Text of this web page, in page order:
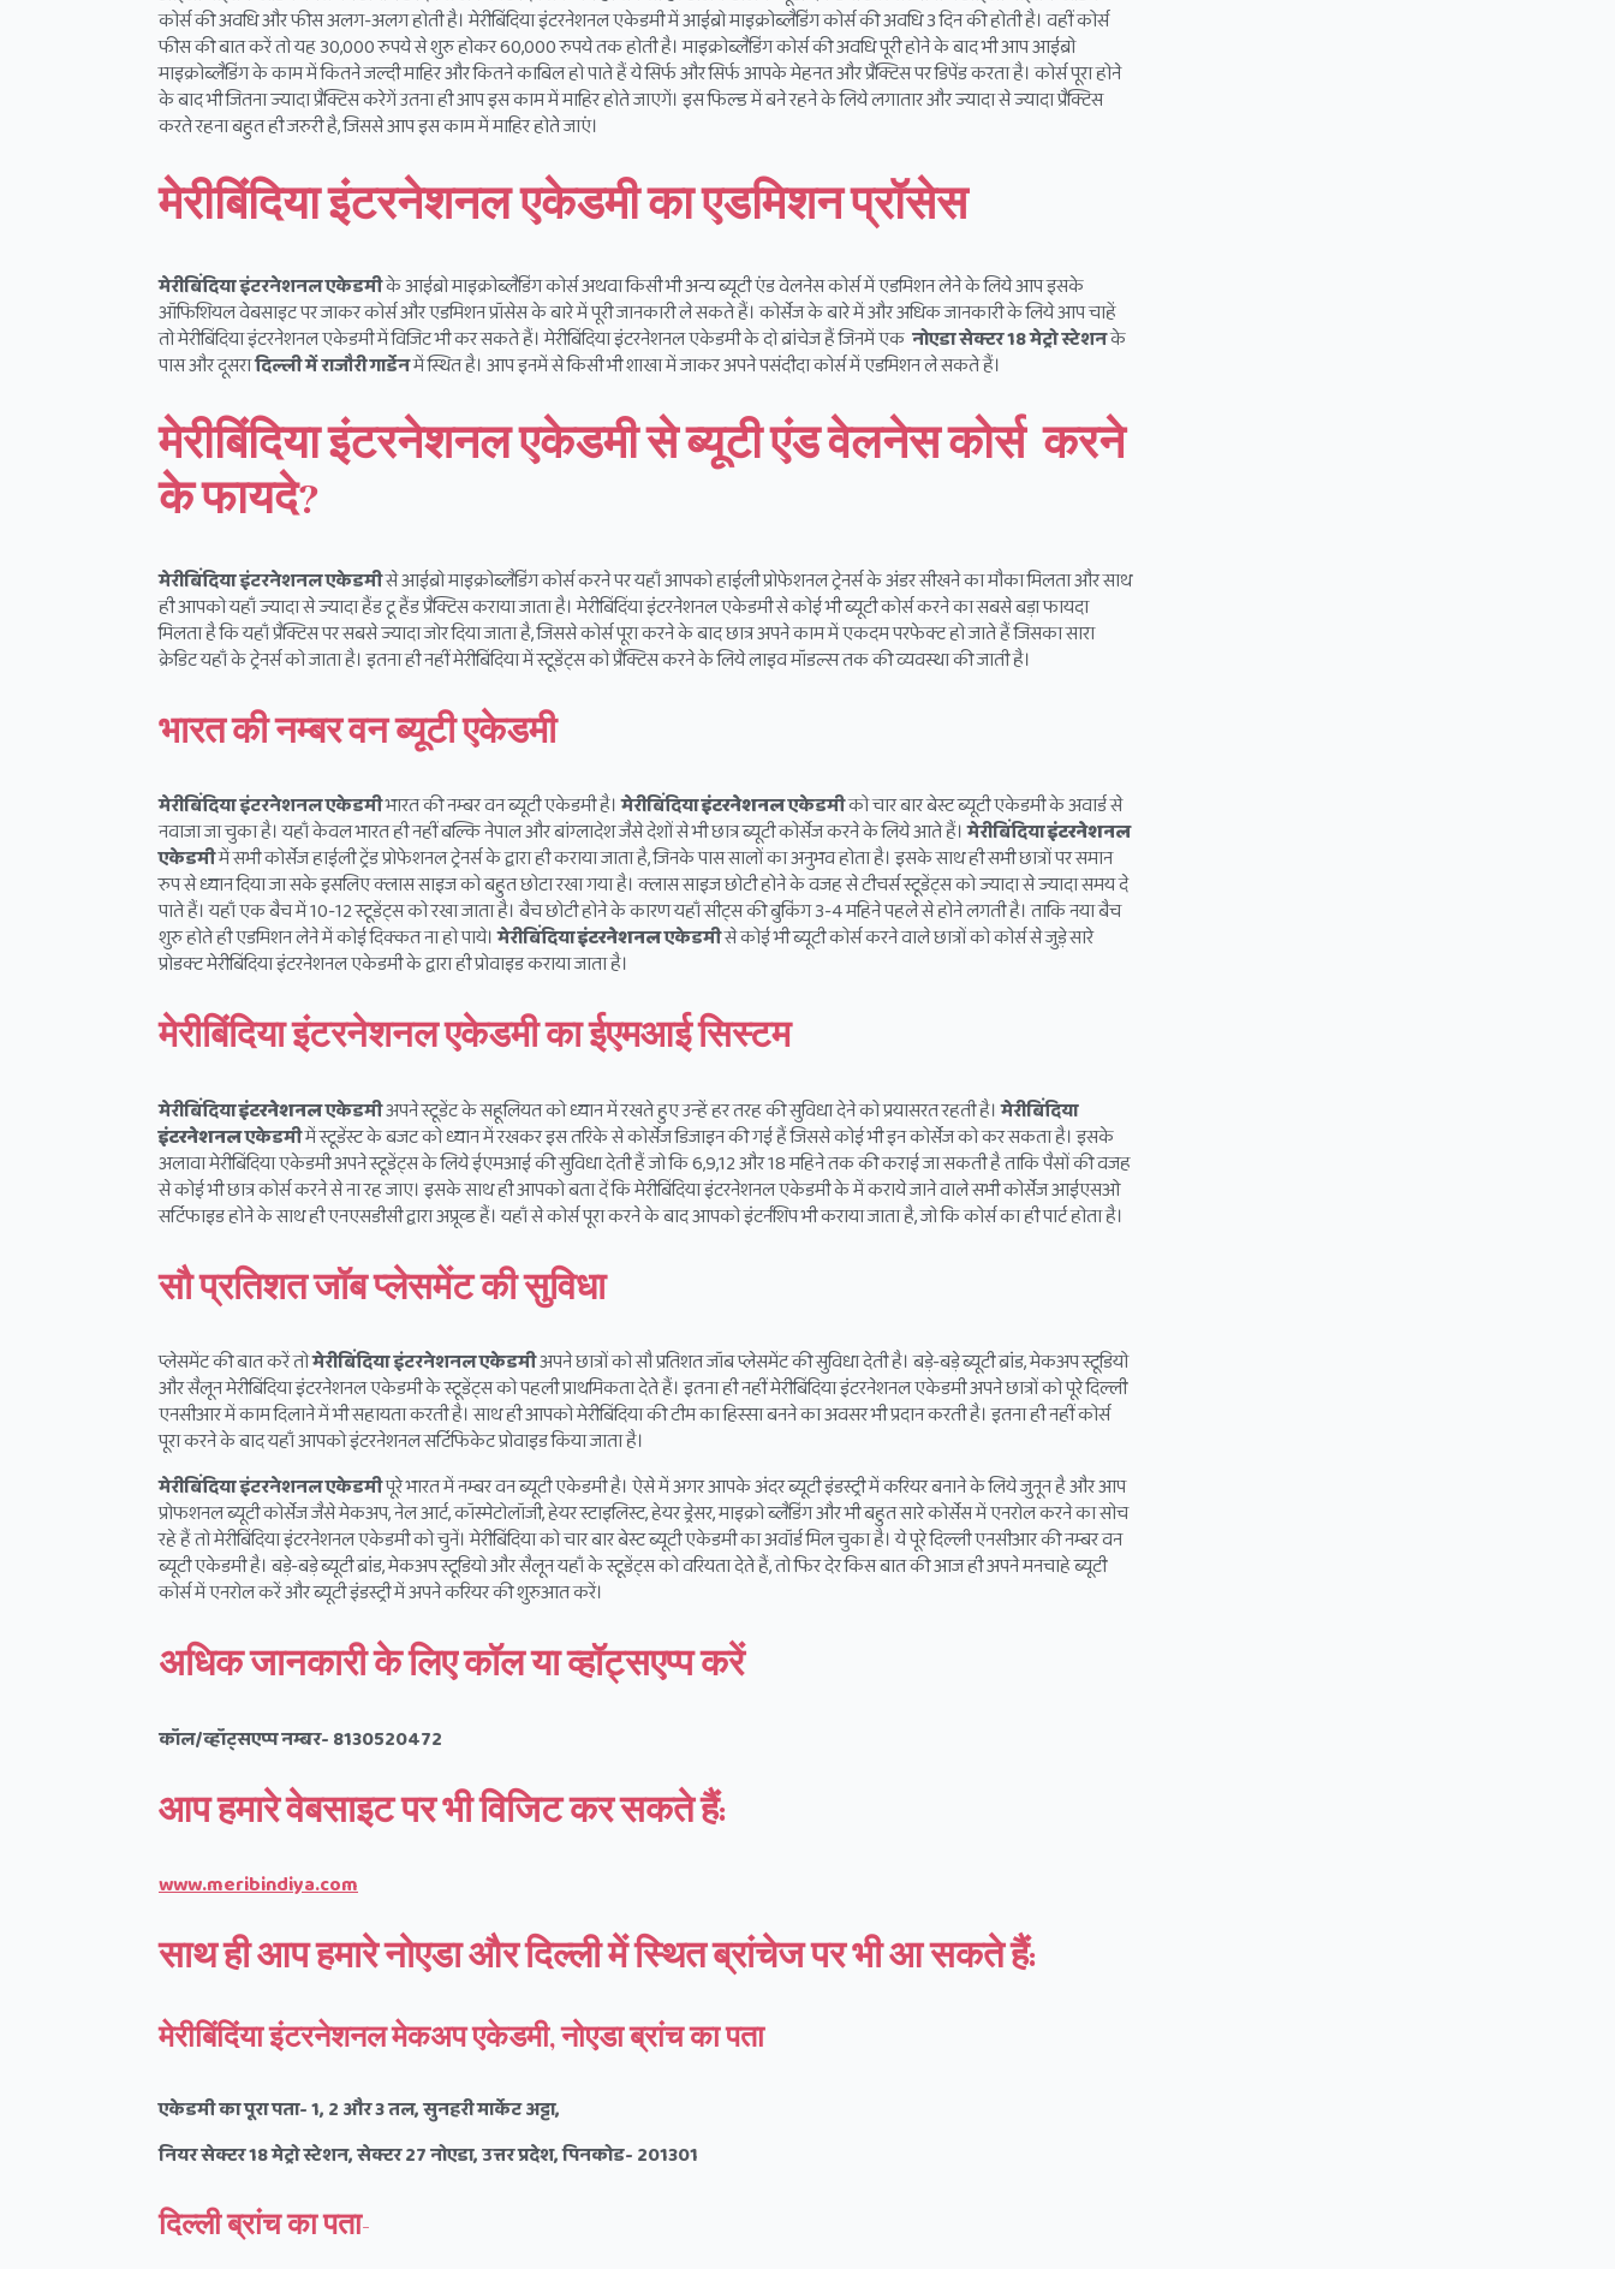
कोर्स की अवधि और फीस अलग-अलग होती है। मेरीबिंदिया इंटरनेशनल एकेडमी में आईब्रो माइक्रोब्लैडिंग कोर्स की अवधि 3 दिन की होती है। वहीं कोर्स
फीस की बात करें तो यह 30,000 रुपये से शुरु होकर 60,000 रुपये तक होती है। माइक्रोब्लैडिंग कोर्स की अवधि पूरी होने के बाद भी आप आईब्रो
माइक्रोब्लैडिंग के काम में कितने जल्दी माहिर और कितने काबिल हो पाते हैं ये सिर्फ और सिर्फ आपके मेहनत और प्रैक्टिस पर डिपेंड करता है। कोर्स पूरा होने
के बाद भी जितना ज्यादा प्रैक्टिस करेगें उतना ही आप इस काम में माहिर होते जाएगें। इस फिल्ड में बने रहने के लिये लगातार और ज्यादा से ज्यादा प्रैक्टिस
करते रहना बहुत ही जरुरी है, जिससे आप इस काम में माहिर होते जाएं।
मेरीबिंदिया इंटरनेशनल एकेडमी का एडमिशन प्रॉसेस
मेरीबिंदिया इंटरनेशनल एकेडमीके आईब्रो माइक्रोब्लैडिंग कोर्स अथवा किसी भी अन्य ब्यूटी एंड वेलनेस कोर्स में एडमिशन लेने के लिये आप इसके
ऑफिशियल वेबसाइट पर जाकर कोर्स और एडमिशन प्रॉसेस के बारे में पूरी जानकारी ले सकते हैं। कोर्सेज के बारे में और अधिक जानकारी के लिये आप चाहें
तो मेरीबिंदिया इंटरनेशनल एकेडमी में विजिट भी कर सकते हैं। मेरीबिंदिया इंटरनेशनल एकेडमी के दो ब्रांचेज हैं जिनमें एक नोएडा सेक्टर 18 मेट्रो स्टेशनके
पास और दूसरादिल्ली में राजौरी गार्डेनमें स्थित है। आप इनमें से किसी भी शाखा में जाकर अपने पसंदीदा कोर्स में एडमिशन ले सकते हैं।
मेरीबिंदिया इंटरनेशनल एकेडमी से ब्यूटी एंड वेलनेस कोर्स करने
के फायदे?
मेरीबिंदिया इंटरनेशनल एकेडमीसे आईब्रो माइक्रोब्लैडिंग कोर्स करने पर यहाँ आपको हाईली प्रोफेशनल ट्रेनर्स के अंडर सीखने का मौका मिलता और साथ
ही आपको यहाँ ज्यादा से ज्यादा हैंड टू हैंड प्रैक्टिस कराया जाता है। मेरीबिंदिंया इंटरनेशनल एकेडमी से कोई भी ब्यूटी कोर्स करने का सबसे बड़ा फायदा
मिलता है कि यहाँ प्रैक्टिस पर सबसे ज्यादा जोर दिया जाता है, जिससे कोर्स पूरा करने के बाद छात्र अपने काम में एकदम परफेक्ट हो जाते हैं जिसका सारा
क्रेडिट यहाँ के ट्रेनर्स को जाता है। इतना ही नहीं मेरीबिंदिया में स्टूडेंट्स को प्रैक्टिस करने के लिये लाइव मॉडल्स तक की व्यवस्था की जाती है।
भारत की नम्बर वन ब्यूटी एकेडमी
मेरीबिंदिया इंटरनेशनल एकेडमीभारत की नम्बर वन ब्यूटी एकेडमी है।मेरीबिंदियाइंटरनेशनलएकेडमीको चार बार बेस्ट ब्यूटी एकेडमी के अवार्ड से
नवाजा जा चुका है। यहाँ केवल भारत ही नहीं बल्कि नेपाल और बांग्लादेश जैसे देशों से भी छात्र ब्यूटी कोर्सेज करने के लिये आते हैं।मेरीबिंदियाइंटरनेशनल
एकेडमीमें सभी कोर्सेज हाईली ट्रेंड प्रोफेशनल ट्रेनर्स के द्वारा ही कराया जाता है, जिनके पास सालों का अनुभव होता है। इसके साथ ही सभी छात्रों पर समान
रुप से ध्यान दिया जा सके इसलिए क्लास साइज को बहुत छोटा रखा गया है। क्लास साइज छोटी होने के वजह से टीचर्स स्टूडेंट्स को ज्यादा से ज्यादा समय दे
पाते हैं। यहाँ एक बैच में 10-12 स्टूडेंट्स को रखा जाता है। बैच छोटी होने के कारण यहाँ सीट्स की बुकिंग 3-4 महिने पहले से होने लगती है। ताकि नया बैच
शुरु होते ही एडमिशन लेने में कोई दिक्कत ना हो पाये।मेरीबिंदियाइंटरनेशनलएकेडमीसे कोई भी ब्यूटी कोर्स करने वाले छात्रों को कोर्स से जुड़े सारे
प्रोडक्ट मेरीबिंदिया इंटरनेशनल एकेडमी के द्वारा ही प्रोवाइड कराया जाता है।
मेरीबिंदिया इंटरनेशनल एकेडमी का ईएमआई सिस्टम
मेरीबिंदियाइंटरनेशनलएकेडमीअपने स्टूडेंट के सहूलियत को ध्यान में रखते हुए उन्हें हर तरह की सुविधा देने को प्रयासरत रहती है।मेरीबिंदिया
इंटरनेशनलएकेडमीमें स्टूडेंस्ट के बजट को ध्यान में रखकर इस तरिके से कोर्सेज डिजाइन की गई हैं जिससे कोई भी इन कोर्सेज को कर सकता है। इसके
अलावा मेरीबिंदिया एकेडमी अपने स्टूडेंट्स के लिये ईएमआई की सुविधा देती हैं जो कि 6,9,12 और 18 महिने तक की कराई जा सकती है ताकि पैसों की वजह
से कोई भी छात्र कोर्स करने से ना रह जाए। इसके साथ ही आपको बता दें कि मेरीबिंदिया इंटरनेशनल एकेडमी के में कराये जाने वाले सभी कोर्सेज आईएसओ
सर्टिफाइड होने के साथ ही एनएसडीसी द्वारा अप्रूव्ड हैं। यहाँ से कोर्स पूरा करने के बाद आपको इंटर्नशिप भी कराया जाता है, जो कि कोर्स का ही पार्ट होता है।
सौ प्रतिशत जॉब प्लेसमेंट की सुविधा
प्लेसमेंट की बात करें तोमेरीबिंदिया इंटरनेशनल एकेडमीअपने छात्रों को सौ प्रतिशत जॉब प्लेसमेंट की सुविधा देती है। बड़े-बड़े ब्यूटी ब्रांड, मेकअप स्टूडियो
और सैलून मेरीबिंदिया इंटरनेशनल एकेडमी के स्टूडेंट्स को पहली प्राथमिकता देते हैं। इतना ही नहीं मेरीबिंदिया इंटरनेशनल एकेडमी अपने छात्रों को पूरे दिल्ली
एनसीआर में काम दिलाने में भी सहायता करती है। साथ ही आपको मेरीबिंदिया की टीम का हिस्सा बनने का अवसर भी प्रदान करती है। इतना ही नहीं कोर्स
पूरा करने के बाद यहाँ आपको इंटरनेशनल सर्टिफिकेट प्रोवाइड किया जाता है।
मेरीबिंदिया इंटरनेशनल एकेडमीपूरे भारत में नम्बर वन ब्यूटी एकेडमी है। ऐसे में अगर आपके अंदर ब्यूटी इंडस्ट्री में करियर बनाने के लिये जुनून है और आप
प्रोफशनल ब्यूटी कोर्सेज जैसे मेकअप, नेल आर्ट, कॉस्मेटोलॉजी, हेयर स्टाइलिस्ट, हेयर ड्रेसर, माइक्रो ब्लैडिंग और भी बहुत सारे कोर्सेस में एनरोल करने का सोच
रहे हैं तो मेरीबिंदिया इंटरनेशनल एकेडमी को चुनें। मेरीबिंदिया को चार बार बेस्ट ब्यूटी एकेडमी का अवॉर्ड मिल चुका है। ये पूरे दिल्ली एनसीआर की नम्बर वन
ब्यूटी एकेडमी है। बड़े-बड़े ब्यूटी ब्रांड, मेकअप स्टूडियो और सैलून यहाँ के स्टूडेंट्स को वरियता देते हैं, तो फिर देर किस बात की आज ही अपने मनचाहे ब्यूटी
कोर्स में एनरोल करें और ब्यूटी इंडस्ट्री में अपने करियर की शुरुआत करें।
अधिक जानकारी के लिए कॉल या व्हॉट्सएप्प करें
कॉल/व्हॉट्सएप्प नम्बर- 8130520472
आप हमारे वेबसाइट पर भी विजिट कर सकते हैं:
www.meribindiya.com
साथ ही आप हमारे नोएडा और दिल्ली में स्थित ब्रांचेज पर भी आ सकते हैं:
मेरीबिंदिंया इंटरनेशनल मेकअप एकेडमी, नोएडा ब्रांच का पता
एकेडमी का पूरा पता-1, 2 और3तल,सुनहरी मार्केट अट्टा,
नियर सेक्टर18मेट्रो स्टेशन,सेक्टर27नोएडा,उत्तर प्रदेश,पिनकोड- 201301
दिल्ली ब्रांच का पता-